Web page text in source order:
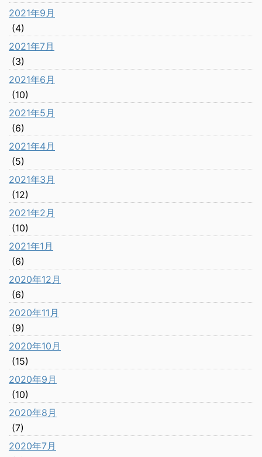
2021年9月
(4)
2021年7月
(3)
2021年6月
(10)
2021年5月
(6)
2021年4月
(5)
2021年3月
(12)
2021年2月
(10)
2021年1月
(6)
2020年12月
(6)
2020年11月
(9)
2020年10月
(15)
2020年9月
(10)
2020年8月
(7)
2020年7月